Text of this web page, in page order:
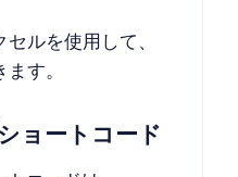
ルを使用して、
す。
ョートコード